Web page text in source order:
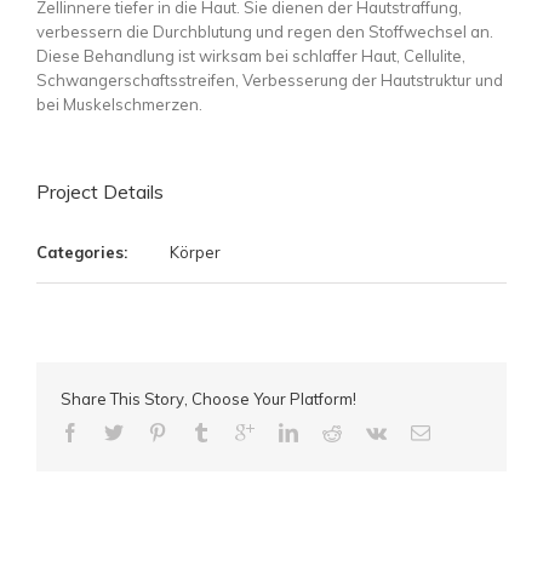
Zellinnere tiefer in die Haut. Sie dienen der Hautstraffung,
verbessern die Durchblutung und regen den Stoffwechsel an.
Diese Behandlung ist wirksam bei schlaffer Haut, Cellulite,
Schwangerschaftsstreifen, Verbesserung der Hautstruktur und
bei Muskelschmerzen.
Project Details
Categories: Körper
Share This Story, Choose Your Platform!